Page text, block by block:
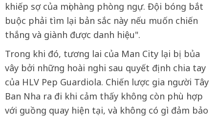
khiếp sợ của mọi hàng phòng ngự. Đội bóng bắt
buộc phải tìm lại bản sắc này nếu muốn chiến
thắng và giành được danh hiệu".
Trong khi đó, tương lai của Man City lại bị bủa
vây bởi những hoài nghi sau quyết định chia tay
của HLV Pep Guardiola. Chiến lược gia người Tây
Ban Nha ra đi khi cảm thấy không còn phù hợp
với guồng quay hiện tại, và không có gì đảm bảo